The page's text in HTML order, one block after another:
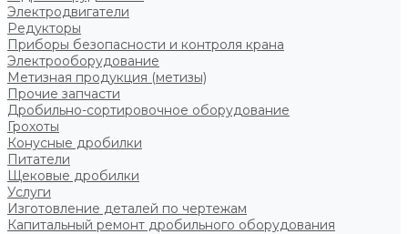
Электродвигатели
Редукторы
Приборы безопасности и контроля крана
Электрооборудование
Метизная продукция (метизы)
Прочие запчасти
Дробильно-сортировочное оборудование
Грохоты
Конусные дробилки
Питатели
Щековые дробилки
Услуги
Изготовление деталей по чертежам
Капитальный ремонт дробильного оборудования